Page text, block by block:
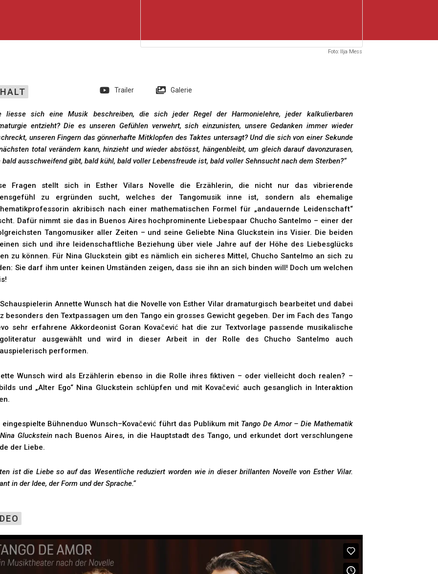
Foto: Ilja Mess
Trailer Galerie
liesse sich eine Musik beschreiben, die sich jeder Regel der Harmonielehre, jeder kalkulierbaren
entzieht? Die es unseren Gefühlen verwehrt, sich einzunisten, unsere Gedanken immer wieder
unseren Fingern das gönnerhafte Mitklopfen des Taktes untersagt? Und die sich von einer Sekunde
total verändern kann, hinzieht und wieder abstösst, hängenbleibt, um gleich darauf davonzurasen,
bald ausschweifend gibt, bald kühl, bald voller Lebensfreude ist, bald voller Sehnsucht nach dem Sterben?“
Fragen stellt sich in Esther Vilars Novelle die Erzählerin, die nicht nur das vibrierende
zu ergründen sucht, welches der Tangomusik inne ist, sondern als ehemalige
akribisch nach einer mathematischen Formel für „andauernde Leidenschaft“
Dafür nimmt sie das in Buenos Aires hochprominente Liebespaar Chucho Santelmo – einer der
Tangomusiker aller Zeiten – und seine Geliebte Nina Gluckstein ins Visier. Die beiden
sich und ihre leidenschaftliche Beziehung über viele Jahre auf der Höhe des Liebesglücks
zu können. Für Nina Gluckstein gibt es nämlich ein sicheres Mittel, Chucho Santelmo an sich zu
Sie darf ihm unter keinen Umständen zeigen, dass sie ihn an sich binden will! Doch um welchen
Annette Wunsch hat die Novelle von Esther Vilar dramaturgisch bearbeitet und dabei
besonders den Textpassagen um den Tango ein grosses Gewicht gegeben. Der im Fach des Tango
sehr erfahrene Akkordeonist Goran Kovačević hat die zur Textvorlage passende musikalische
ausgewählt und wird in dieser Arbeit in der Rolle des Chucho Santelmo auch
performen.
Wunsch wird als Erzählerin ebenso in die Rolle ihres fiktiven – oder vielleicht doch realen? –
und „Alter Ego“ Nina Gluckstein schlüpfen und mit Kovačević auch gesanglich in Interaktion
eingespielte Bühnenduo Wunsch–Kovačević führt das Publikum mit Tango De Amor – Die Mathematik
Glucksteinnach Buenos Aires, in die Hauptstadt des Tango, und erkundet dort verschlungene
der Liebe.
ist die Liebe so auf das Wesentliche reduziert worden wie in dieser brillanten Novelle von Esther Vilar.
in der Idee, der Form und der Sprache.“